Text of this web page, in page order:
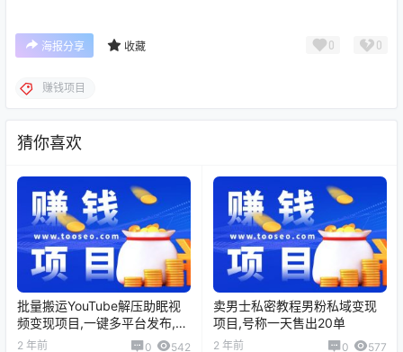
海报分享 收藏 0 0
赚钱项目
猜你喜欢
批量搬运YouTube解压助眠视
频变现项目,一键多平台发布,号
称月入2W+
2 年前 0 542
卖男士私密教程男粉私域变现
项目,号称一天售出20单
2 年前 0 577